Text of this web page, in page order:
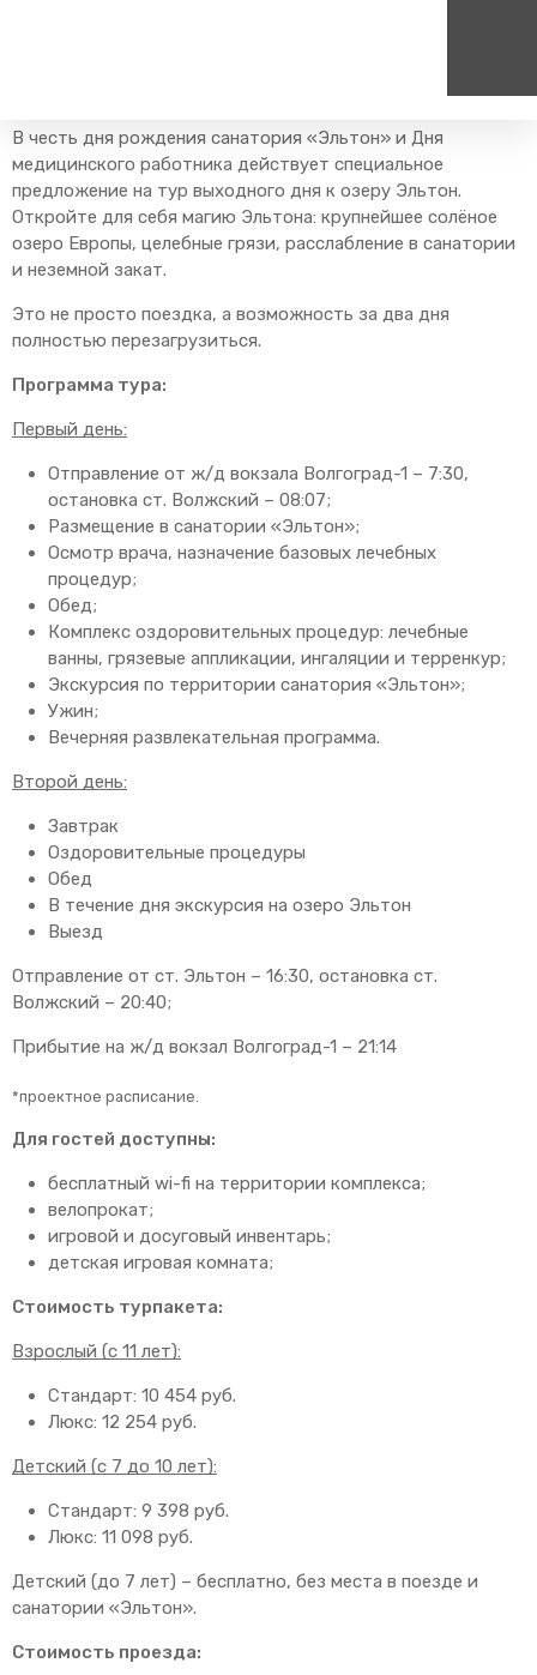
Пассажирам
Справочник
Режим работы билетных
касс
Тарифы и льготы
Способы оплаты проезда
Абонементные билеты
Схема обращения
Мобильное приложение
Правила проезда
Для маломобильных
пассажиров
Туризм
Самостоятельные
Групповые маршруты
Единый номер вызова экстренных служб
112
В честь дня рождения санатория «Эльтон» и Дня
медицинского работника действует специальное
предложение на тур выходного дня к озеру Эльтон.
Откройте для себя магию Эльтона: крупнейшее солёное
озеро Европы, целебные грязи, расслабление в санатории
и неземной закат.
Это не просто поездка, а возможность за два дня
полностью перезагрузиться.
Программа тура:
Первый день:
Отправление от ж/д вокзала Волгоград-1 – 7:30,
остановка ст. Волжский – 08:07;
Размещение в санатории «Эльтон»;
Осмотр врача, назначение базовых лечебных
процедур;
Обед;
Комплекс оздоровительных процедур: лечебные
ванны, грязевые аппликации, ингаляции и терренкур;
Экскурсия по территории санатория «Эльтон»;
Ужин;
Вечерняя развлекательная программа.
Второй день:
Завтрак
Оздоровительные процедуры
Обед
В течение дня экскурсия на озеро Эльтон
Выезд
Отправление от ст. Эльтон – 16:30, остановка ст.
Волжский – 20:40;
Прибытие на ж/д вокзал Волгоград-1 – 21:14
*проектное расписание.
Для гостей доступны:
бесплатный wi-fi на территории комплекса;
велопрокат;
игровой и досуговый инвентарь;
детская игровая комната;
Стоимость турпакета:
Взрослый (с 11 лет):
Стандарт: 10 454 руб.
Люкс: 12 254 руб.
Детский (с 7 до 10 лет):
Стандарт: 9 398 руб.
Люкс: 11 098 руб.
Детский (до 7 лет) – бесплатно, без места в поезде и
санатории «Эльтон».
Стоимость проезда: